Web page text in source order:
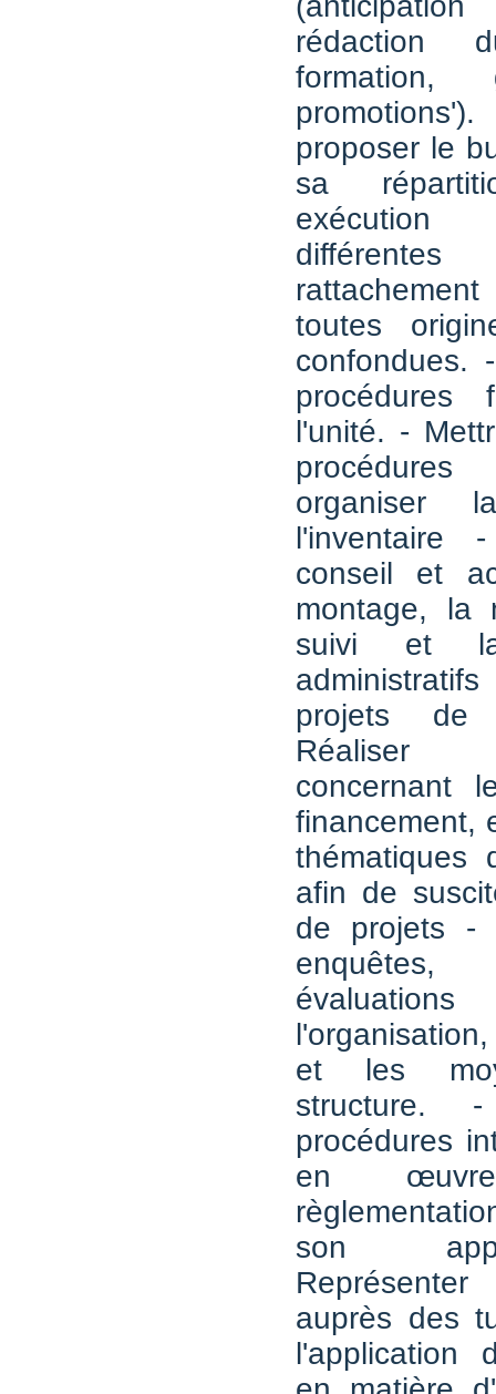
rédaction
formation,
proposer le
sa
toutes
confondues.
procédures
l'unité. -
organiser
l'inventaire
conseil et
montage, la
suivi et la
projets de
Réaliser
concernant
financement,
thématiques
afin de
de projets -
et les
structure.
procédures
en
son
auprès des
l'application